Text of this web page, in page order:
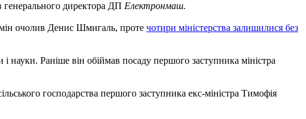
генерального директора ДП Електронмаш.
очолив Денис Шмигаль, проте чотири міністерства залишилися без
і науки. Раніше він обіймав посаду першого заступника міністра
господарства першого заступника екс-міністра Тимофія